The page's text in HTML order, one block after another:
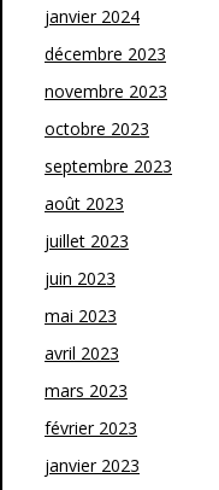
janvier 2024
décembre 2023
novembre 2023
octobre 2023
septembre 2023
août 2023
juillet 2023
juin 2023
mai 2023
avril 2023
mars 2023
février 2023
janvier 2023